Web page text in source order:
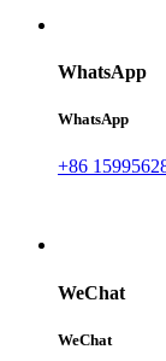
WhatsApp
WhatsApp
+86
WeChat
WeChat